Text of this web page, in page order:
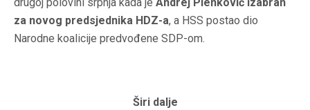
za novog predsjednika HDZ-a, a HSS postao dio
Narodne koalicije predvođene SDP-om.
Širi dalje